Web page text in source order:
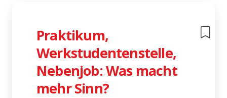
Praktikum,
Werkstudentenstelle,
Nebenjob: Was macht
mehr Sinn?